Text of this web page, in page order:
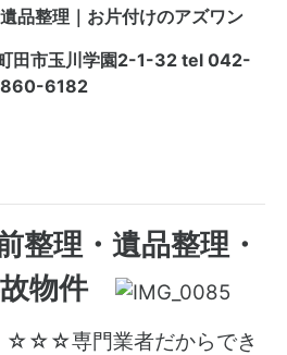
品整理｜お片付けのアズワン
田市玉川学園2-1-32 tel 042-
860-6182
遺品整理・
物件
者だからでき